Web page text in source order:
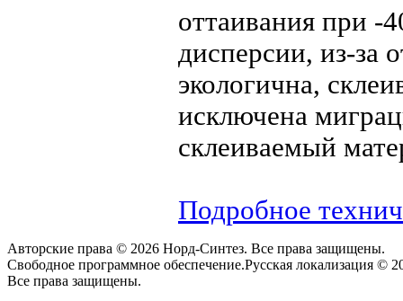
оттаивания при -
дисперсии, из-за
экологична,
исключена
склеиваемый
Подробное
Авторские права © 2026 Норд-Синтез. Все права защищены.
Свободное программное обеспечение.Русская локализация ©
Все права защищены.